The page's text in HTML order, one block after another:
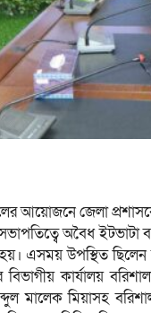
আয়োজনে জেলা
অবৈধ ইটভাটা
এসময় উপস্থিত ছিলেন
কার্যালয়
মালেক মিয়াসহ